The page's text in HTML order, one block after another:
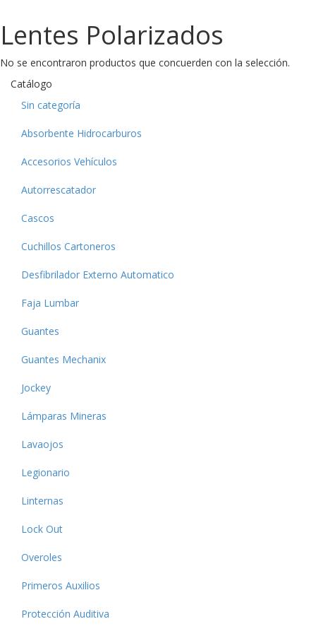
Lentes Polarizados
No se encontraron productos que concuerden con la selección.
Catálogo
Sin categoría
Absorbente Hidrocarburos
Accesorios Vehículos
Autorrescatador
Cascos
Cuchillos Cartoneros
Desfibrilador Externo Automatico
Faja Lumbar
Guantes
Guantes Mechanix
Jockey
Lámparas Mineras
Lavaojos
Legionario
Linternas
Lock Out
Overoles
Primeros Auxilios
Protección Auditiva